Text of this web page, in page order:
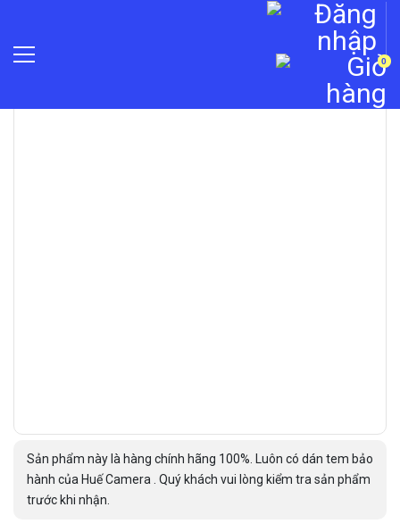
0
Sản phẩm này là hàng chính hãng 100%. Luôn có dán tem bảo
hành của Huế Camera . Quý khách vui lòng kiểm tra sản phẩm
trước khi nhận.